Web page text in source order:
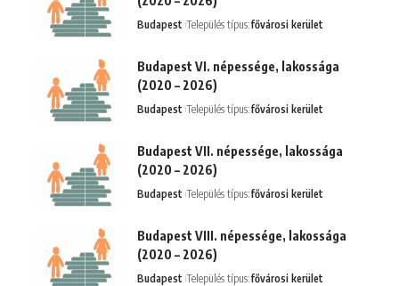
Budapest Település típus:fővárosi kerület
Budapest VI. népessége, lakossága
(2020 – 2026)
Budapest Település típus:fővárosi kerület
Budapest VII. népessége, lakossága
(2020 – 2026)
Budapest Település típus:fővárosi kerület
Budapest VIII. népessége, lakossága
(2020 – 2026)
Budapest Település típus:fővárosi kerület